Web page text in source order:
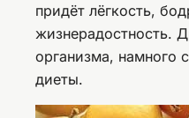
придёт лёгкость,
жизнерадостность.
организма, намного
диеты.